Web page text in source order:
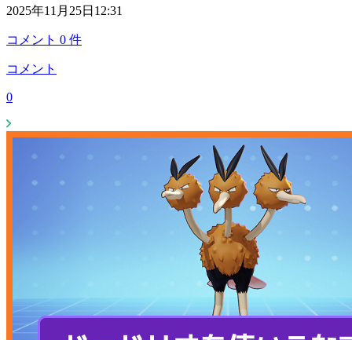
2025年11月25日12:31
コメント 0 件
コメント
0